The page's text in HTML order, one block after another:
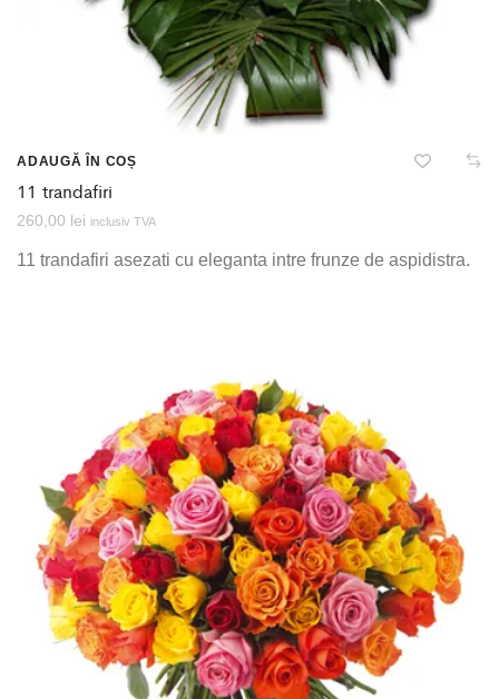
ADAUGĂ ÎN COȘ
11 trandafiri
260,00 lei inclusiv TVA
11 trandafiri asezati cu eleganta intre frunze de aspidistra.